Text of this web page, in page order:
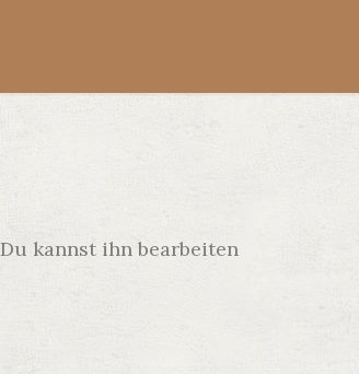
kannst ihn bearbeiten